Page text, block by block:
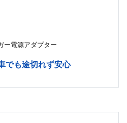
ー電源アダプター
でも途切れず安心